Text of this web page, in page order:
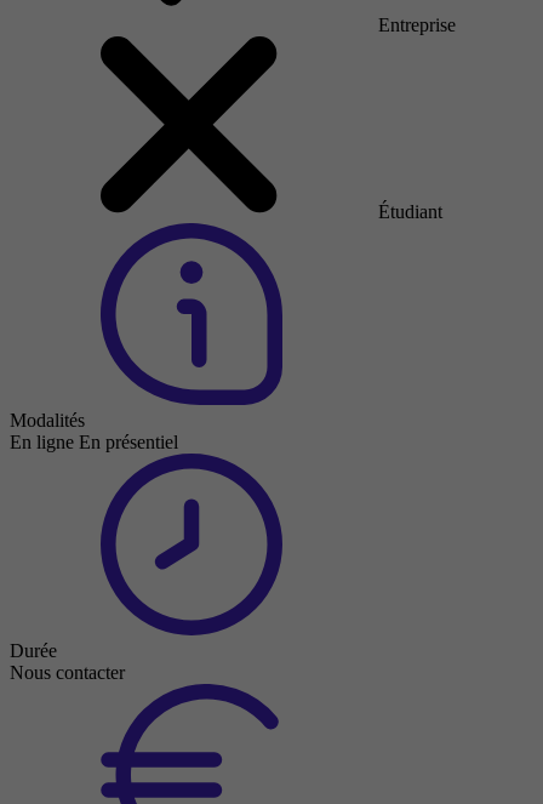
Entreprise
Étudiant
Modalités
En ligne En présentiel
Durée
Nous contacter